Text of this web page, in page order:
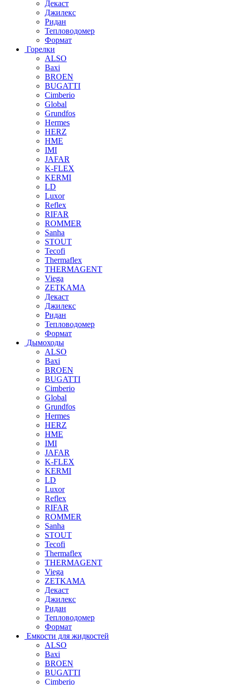
Декаст
Джилекс
Ридан
Тепловодомер
Формат
Горелки
ALSO
Baxi
BROEN
BUGATTI
Cimberio
Global
Grundfos
Hermes
HERZ
HME
IMI
JAFAR
K-FLEX
KERMI
LD
Luxor
Reflex
RIFAR
ROMMER
Sanha
STOUT
Tecofi
Thermaflex
THERMAGENT
Viega
ZETKAMA
Декаст
Джилекс
Ридан
Тепловодомер
Формат
Дымоходы
ALSO
Baxi
BROEN
BUGATTI
Cimberio
Global
Grundfos
Hermes
HERZ
HME
IMI
JAFAR
K-FLEX
KERMI
LD
Luxor
Reflex
RIFAR
ROMMER
Sanha
STOUT
Tecofi
Thermaflex
THERMAGENT
Viega
ZETKAMA
Декаст
Джилекс
Ридан
Тепловодомер
Формат
Емкости для жидкостей
ALSO
Baxi
BROEN
BUGATTI
Cimberio